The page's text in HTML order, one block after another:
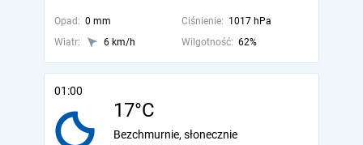
Opad: 0 mm Ciśnienie: 1017 hPa
Wiatr:
6 km/h Wilgotność: 62%
01:00
17°C
Bezchmurnie, słonecznie